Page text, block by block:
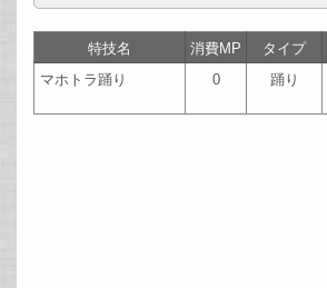
特技名 消費MP タイプ
マホトラ踊り
0 踊り